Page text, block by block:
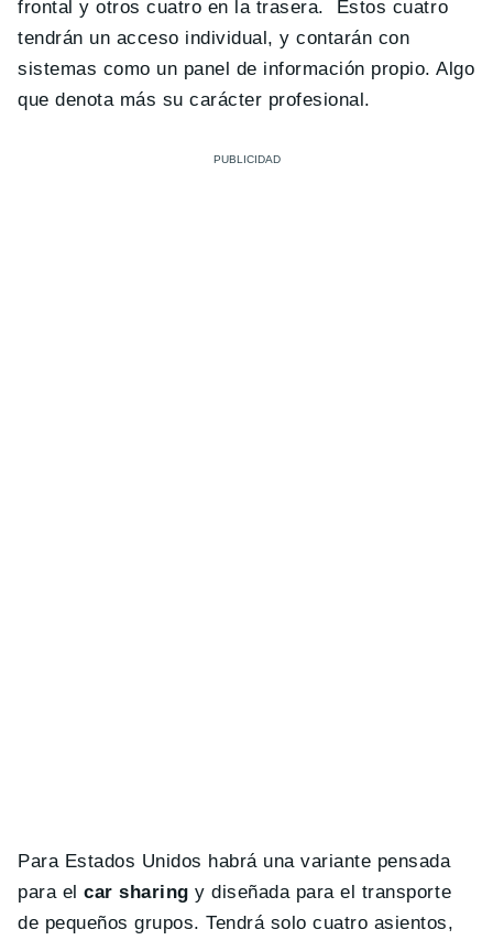
frontal y otros cuatro en la trasera. Estos cuatro
tendrán un acceso individual, y contarán con
sistemas como un panel de información propio. Algo
que denota más su carácter profesional.
Para Estados Unidos habrá una variante pensada
para elcar sharing y diseñada para el transporte
de pequeños grupos. Tendrá solo cuatro asientos,